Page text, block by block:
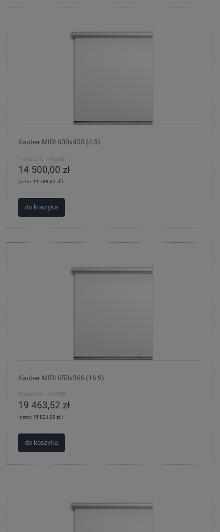
Kauber MIDI 600x450 (4:3)
Producent: KAUBER
14 500,00 zł
(netto: 11 788,62 zł)
do koszyka
Kauber MIDI 650x366 (16:9)
Producent: KAUBER
19 463,52 zł
(netto: 15 824,00 zł)
do koszyka